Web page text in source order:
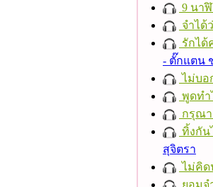
9 นา
จำได้
รักได้
- ตั๊กแตน
ไม่บอ
พูดทำ
กรุณา
ทิ้งกัน
สุจิตรา
ไม่คิด
ยอม